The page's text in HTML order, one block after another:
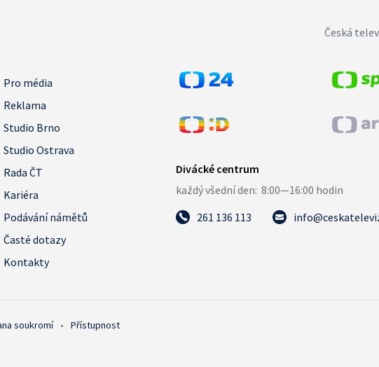
Česká
Pro média
Reklama
Studio Brno
Studio Ostrava
Rada ČT
Kariéra
Podávání námětů
Časté dotazy
Kontakty
261 136 113
soukromí • Přístupnost